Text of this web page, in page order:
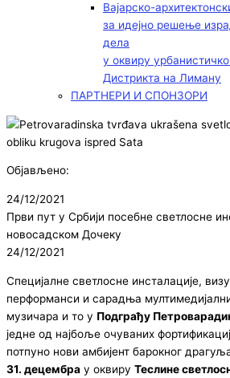
Вајарско-
за идејно решење
дела
у оквиру
Дистрикта на Лиману
ПАРТНЕРИ И СПОНЗОРИ
Објављено:
24/12/2021
Први пут у Србији посебне светлосне
новосадском Дочеку
24/12/2021
Специјалне светлосне инсталације,
перформанси и сарадња
музичара и то у Подграђу
једне од најбоље очуваних
потпуно нови амбијент барокног
31. децембра у оквиру Теслине